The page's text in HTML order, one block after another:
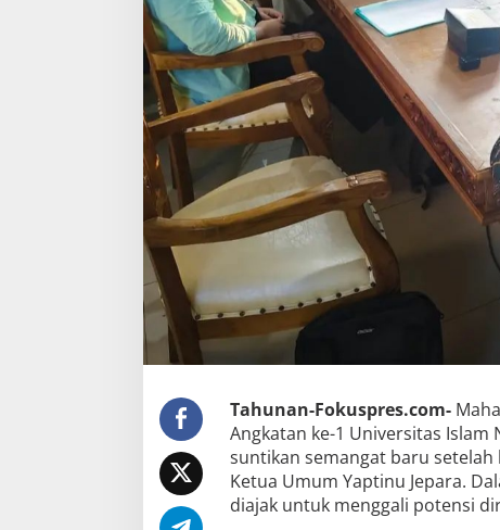
Tahunan-Fokuspres.com-
Angkatan ke-1 Universitas
suntikan semangat baru
Ketua Umum Yaptinu Jepara.
diajak untuk menggali potensi